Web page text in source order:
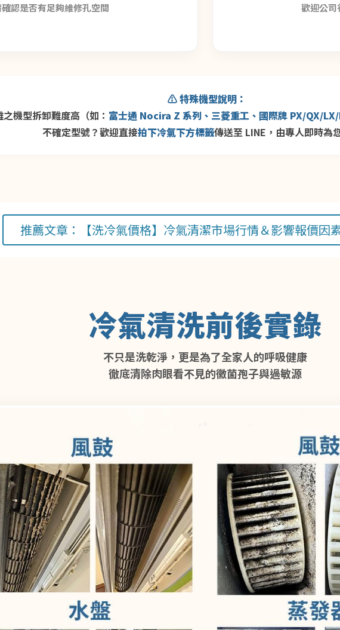
認是否有足夠維修孔空間 歡迎公司
⚠️ 特殊機型說明：
機型拆卸難度高（如： 富士通 Nocira Z 系列、三菱重工、國際牌 PX/QX/
不確定型號？歡迎直接拍下冷氣下方標籤傳送至 LINE，由專人即時為
推薦文章：【洗冷氣價格】冷氣清潔市場行情＆影響報價因
冷氣清洗前後實錄
不只是洗乾淨，更是為了全家人的呼吸健康
徹底清除肉眼看不見的黴菌孢子與過敏源